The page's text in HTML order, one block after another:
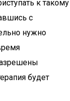
к такому
с
нужно
будет